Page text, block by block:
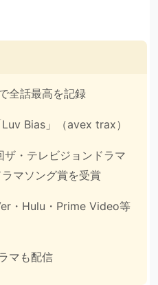
全話最高を記録
Bias」（avex trax）
ザ・テレビジョンドラマ
マソング賞を受賞
・Hulu・Prime Video等
マも配信